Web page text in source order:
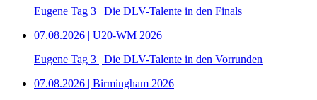
Eugene Tag 3 | Die DLV-Talente in den Finals
07.08.2026 | U20-WM 2026
Eugene Tag 3 | Die DLV-Talente in den Vorrunden
07.08.2026 | Birmingham 2026